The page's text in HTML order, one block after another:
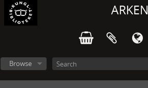
ARKEN
Browse